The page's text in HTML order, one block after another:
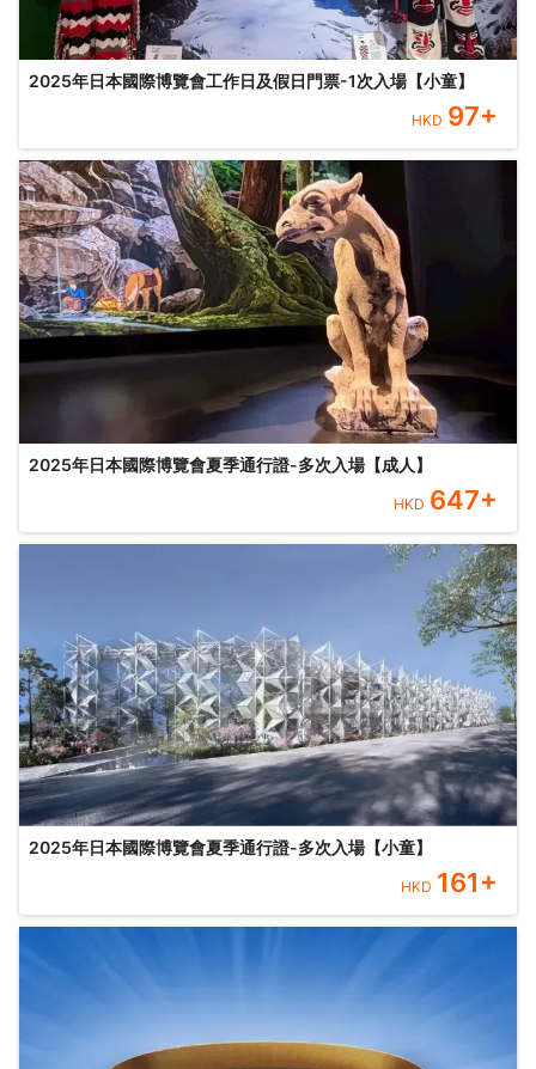
2025年日本國際博覽會工作日及假日門票-1次入場【小童】
HKD 97+
2025年日本國際博覽會夏季通行證-多次入場【成人】
HKD 647+
2025年日本國際博覽會夏季通行證-多次入場【小童】
HKD 161+